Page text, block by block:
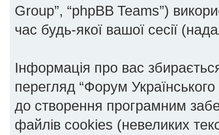
Group”, “phpBB Teams”)
час будь-якої вашої сесії
Інформація про вас
перегляд “Форум
до створення програмним
файлів cookies (невеликих